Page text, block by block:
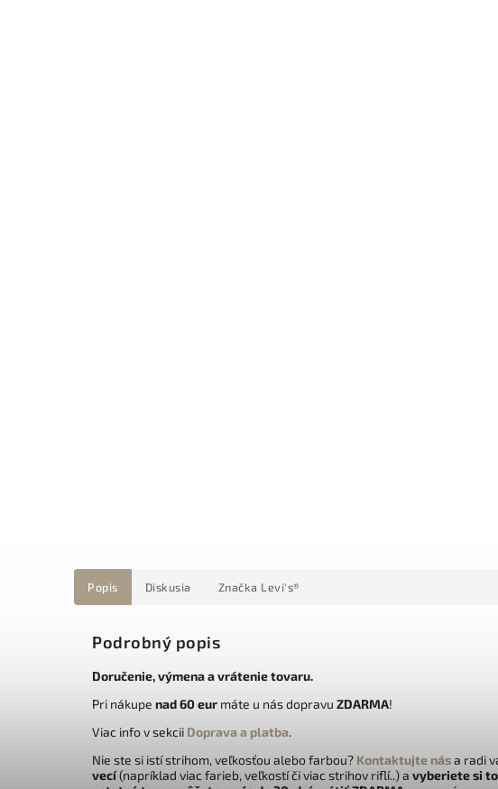
Popis Diskusia Značka Levi's®
Podrobný popis
Doručenie, výmena a vrátenie tovaru.
Pri nákupe nad 60 eur máte u nás dopravu ZDARMA!
Viac info v sekcii Doprava a platba.
Nie ste si istí strihom, veľkosťou alebo farbou? Kontaktujte nása radi
vecí(napríklad viac farieb, veľkostí či viac strihov riflí..) a vyberiete si